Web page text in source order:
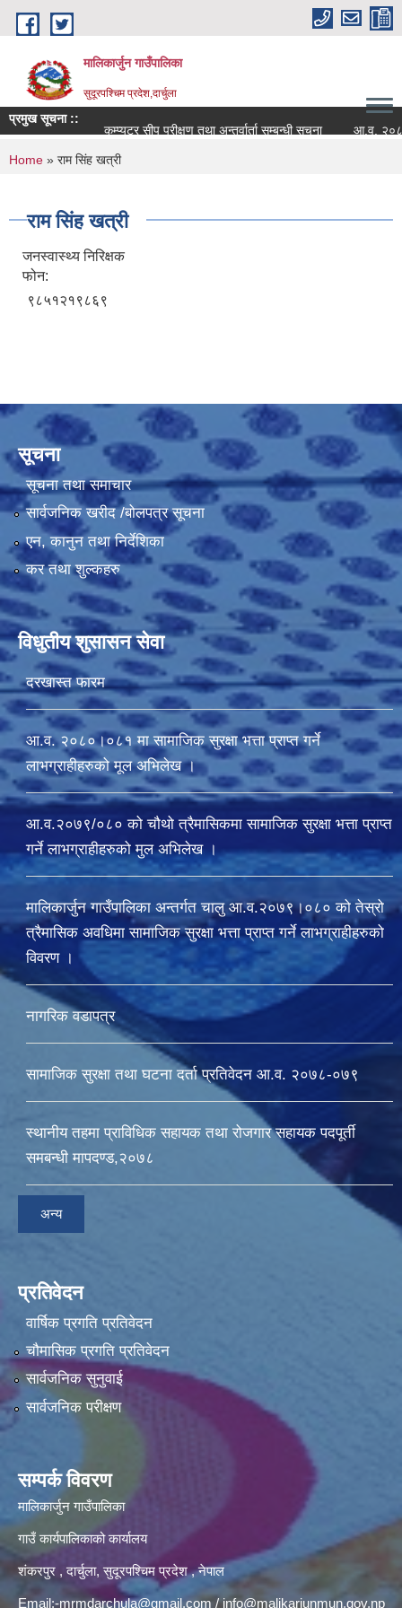
Skip to main content
मालिकार्जुन गाउँपालिका
सुदूरपश्चिम प्रदेश,दार्चुला
प्रमुख सूचना ::
कम्प्युटर सीप परीक्षण तथा अन्तर्वार्ता सम्बन्धी सूचना
आ.व. २०८२/
You are here
Home » राम सिंह खत्री
राम सिंह खत्री
जनस्वास्थ्य निरिक्षक
फोन:
९८५१२१९८६९
सूचना
सूचना तथा समाचार
सार्वजनिक खरीद /बोलपत्र सूचना
एन, कानुन तथा निर्देशिका
कर तथा शुल्कहरु
विधुतीय शुसासन सेवा
दरखास्त फारम
आ.व. २०८०।०८१ मा सामाजिक सुरक्षा भत्ता प्राप्त गर्ने
लाभग्राहीहरुको मूल अभिलेख ।
आ.व.२०७९/०८० को चौथो त्रैमासिकमा सामाजिक सुरक्षा भत्ता प्राप्त
गर्ने लाभग्राहीहरुको मुल अभिलेख ।
मालिकार्जुन गाउँपालिका अन्तर्गत चालु आ‍.व.२०७९।०८० को तेस्रो
त्रैमासिक अवधिमा सामाजिक सुरक्षा भत्ता प्राप्त गर्ने लाभग्राहीहरुको
विवरण ।
नागरिक वडापत्र
सामाजिक सुरक्षा तथा घटना दर्ता प्रतिवेदन आ.व. २०७८-०७९
स्थानीय तहमा प्राविधिक सहायक तथा रोजगार सहायक पदपूर्ती
समबन्धी मापदण्ड,२०७८
अन्य
प्रतिवेदन
वार्षिक प्रगति प्रतिवेदन
चौमासिक प्रगति प्रतिवेदन
सार्वजनिक सुनुवाई
सार्वजनिक परीक्षण
सम्पर्क विवरण
मालिकार्जुन गाउँपालिका
गाउँ कार्यपालिकाको कार्यालय
शंकरपुर , दार्चुला, सुदूरपश्चिम प्रदेश , नेपाल
Email:-mrmdarchula@gmail.com /info@malikarjunmun.gov.np